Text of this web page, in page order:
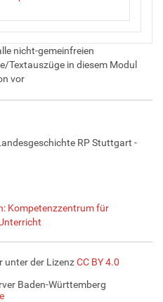
nicht-gemeinfreien
in diesem Modul
vor
RP Stuttgart -
Kompetenzzentrum für
unter der LizenzCC BY 4.0
Baden-Württemberg